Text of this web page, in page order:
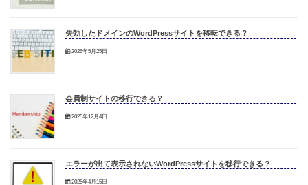
失効したドメインのWordPressサイトを移転できる？
2026年5月25日
会員制サイトの移行できる？
2025年12月4日
エラーが出て表示されないWordPressサイトを移行できる？
2025年4月15日